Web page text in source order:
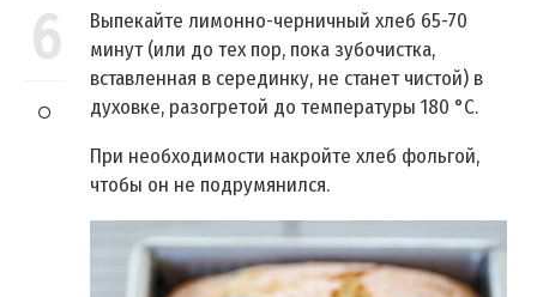
6
Выпекайте лимонно-черничный хлеб 65-70
минут (или до тех пор, пока зубочистка,
вставленная в серединку, не станет чистой) в
духовке, разогретой до температуры 180 °C.
При необходимости накройте хлеб фольгой,
чтобы он не подрумянился.